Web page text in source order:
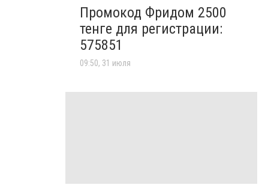
Промокод Фридом 2500
тенге для регистрации:
575851
09:50, 31 июля